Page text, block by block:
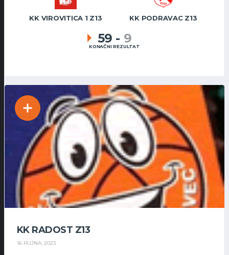
KK VIROVITICA 1 Z13 KK PODRAVAC Z13
59 - 9
KONAČNI REZULTAT
KK RADOST Z13
16 RUJNA, 2023